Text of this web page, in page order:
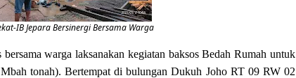
IB Jepara Bersinergi Bersama Warga
warga laksanakan kegiatan baksos Bedah Rumah untuk
tonah). Bertempat di bulungan Dukuh Joho RT 09 RW 02